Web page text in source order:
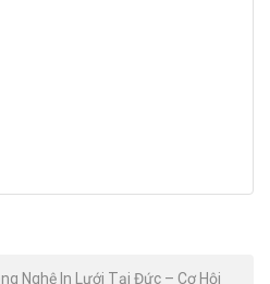
Nghệ In Lưới Tại Đức – Cơ Hội